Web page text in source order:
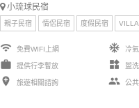
小琉球民宿
親子民宿 情侶民宿 度假民宿 VILLA
wifi 免費WIFI上網
work 提供行李暫放
add_location 旅遊相關諮詢
ac_unit 冷
widgets 盥
group
公